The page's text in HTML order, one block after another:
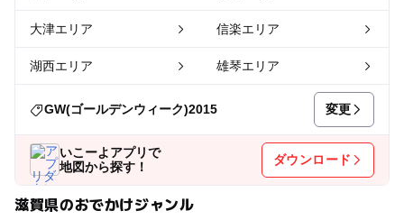
大津エリア 信楽エリア
湖西エリア 雄琴エリア
GW(ゴールデンウィーク)2015 変更
いこーよアプリで
地図から探す！
ダウンロード
滋賀県のおでかけジャンル